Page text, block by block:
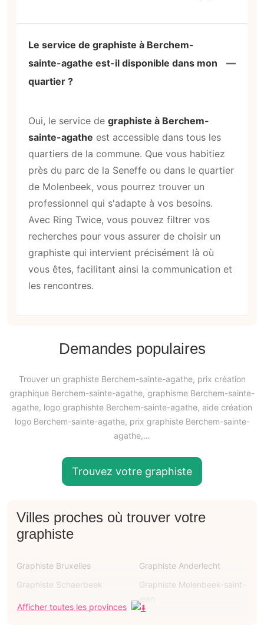
Le service de graphiste à Berchem-
sainte-agathe est-il disponible dans mon
quartier ?
Oui, le service de graphiste à Berchem-
sainte-agathe est accessible dans tous les
quartiers de la commune. Que vous habitiez
près du parc de la Seneffe ou dans le quartier
de Molenbeek, vous pourrez trouver un
professionnel qui s'adapte à vos besoins.
Avec Ring Twice, vous pouvez filtrer vos
recherches pour vous assurer de choisir un
graphiste qui intervient précisément là où
vous êtes, facilitant ainsi la communication et
les rencontres.
Demandes populaires
Trouver un graphiste Berchem-sainte-agathe, prix création
graphique Berchem-sainte-agathe, graphisme Berchem-sainte-
agathe, logo graphishte Berchem-sainte-agathe, aide création
logo Berchem-sainte-agathe, prix graphiste Berchem-sainte-
agathe,…
Trouvez votre graphiste
Villes proches où trouver votre
graphiste
Graphiste Bruxelles
Graphiste Anderlecht
Graphiste Schaerbeek
Graphiste Molenbeek-saint-
Afficher toutes les provinces